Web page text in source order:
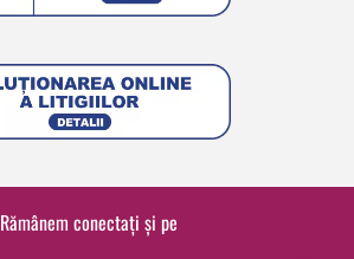
Rămânem conectați și pe